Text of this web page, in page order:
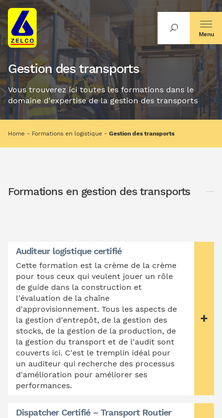
Gestion des transports
Vous trouverez ici toutes les formations dans le
domaine d'expertise de la gestion des transports
Home Formations en logistique Gestion des transports
Menu
Formations en gestion des transports
Auditeur logistique certifié
Cette formation est la crème de la crème
pour tous ceux qui veulent jouer un rôle
de guide dans la construction et
l'évaluation de la chaîne
d'approvisionnement. Tous les aspects de
la gestion d'entrepôt, de la gestion des
stocks, de la gestion de la production, de
la gestion du transport et de l'audit sont
couverts ici. C'est le tremplin idéal pour
un auditeur qui recherche des processus
d'amélioration pour améliorer ses
performances.
Dispatcher Certifié – Transport Routier